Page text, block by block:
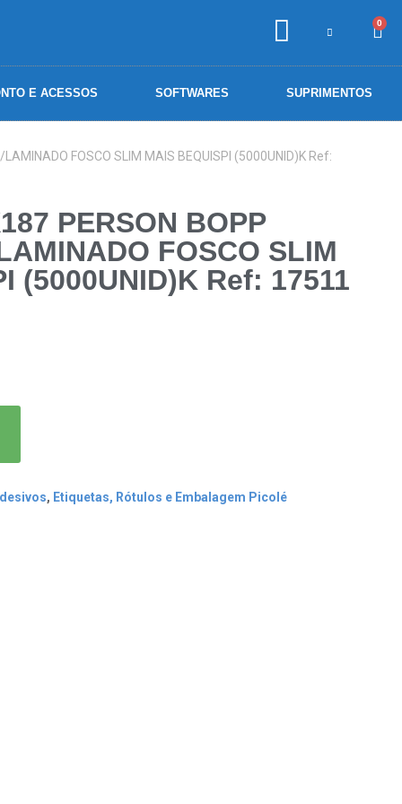
0
E ACESSOS SOFTWARES SUPRIMENTOS
FOSCO SLIM MAIS BEQUISPI (5000UNID)K Ref:
PERSON BOPP
FOSCO SLIM
(5000UNID)K Ref: 17511
, Etiquetas, Rótulos e Embalagem Picolé